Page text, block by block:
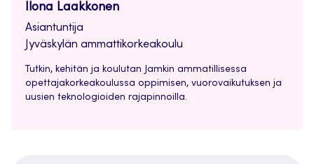
Ilona Laakkonen
Asiantuntija
Jyväskylän ammattikorkeakoulu
Tutkin, kehitän ja koulutan Jamkin ammatillisessa
opettajakorkeakoulussa oppimisen, vuorovaikutuksen ja
uusien teknologioiden rajapinnoilla.